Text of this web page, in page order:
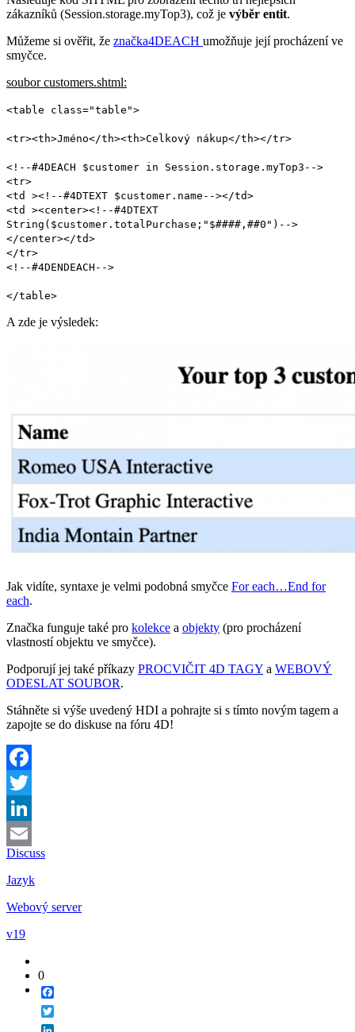
zákazníků (Session.storage.myTop3), což je výběr entit.
Můžeme si ověřit, že značka4DEACH umožňuje její procházení ve
smyčce.
soubor customers.shtml:
<table class="table">
<tr><th>Jméno</th><th>Celkový nákup</th></tr>
<!--#4DEACH $customer in Session.storage.myTop3-->
<tr>
<td ><!--#4DTEXT $customer.name--></td>
<td ><center><!--#4DTEXT
String($customer.totalPurchase;"$####,##0")-->
</center></td>
</tr>
<!--#4DENDEACH-->
</table>
A zde je výsledek:
Jak vidíte, syntaxe je velmi podobná smyčce For each…End for
each.
Značka funguje také pro kolekce a objekty (pro procházení
vlastností objektu ve smyčce).
Podporují jej také příkazy PROCVIČIT 4D TAGY a WEBOVÝ
ODESLAT SOUBOR.
Stáhněte si výše uvedený HDI a pohrajte si s tímto novým tagem a
zapojte se do diskuse na fóru 4D!
Facebook
Twitter
LinkedIn
Email
Discuss
Jazyk
Webový server
v19
0